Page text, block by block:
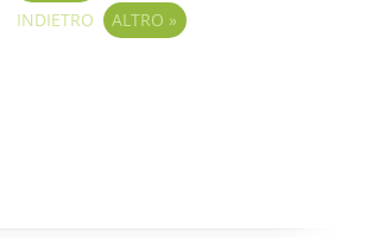
INDIETRO
ALTRO »